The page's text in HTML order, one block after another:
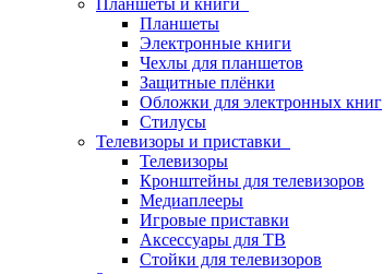
Планшеты и книги
Планшеты
Электронные книги
Чехлы для планшетов
Защитные плёнки
Обложки для электронных книг
Стилусы
Телевизоры и приставки
Телевизоры
Кронштейны для телевизоров
Медиаплееры
Игровые приставки
Аксессуары для ТВ
Стойки для телевизоров